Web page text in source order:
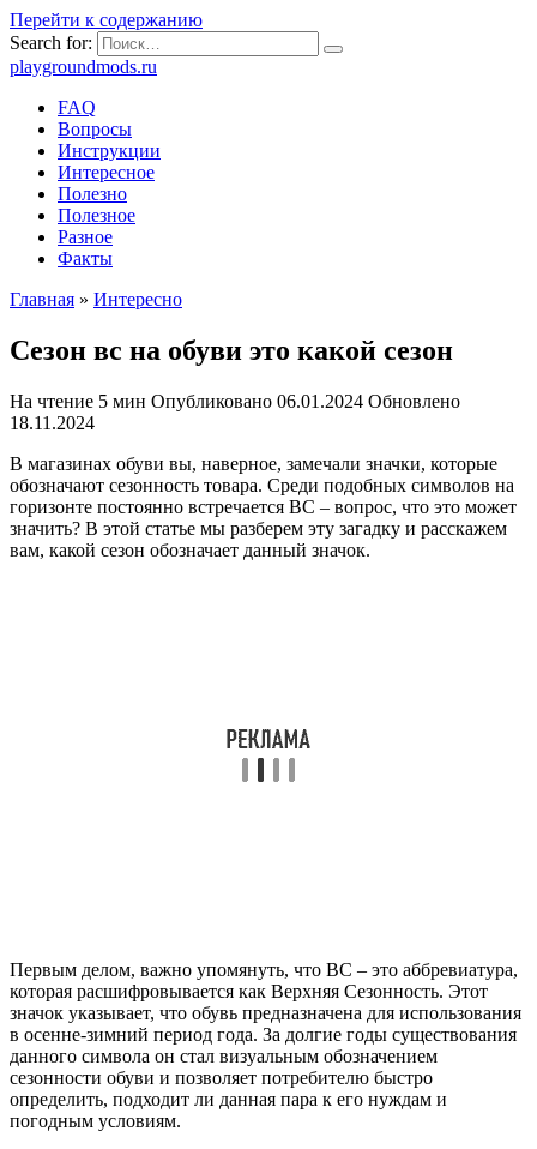
Перейти к содержанию
Search for:
playgroundmods.ru
FAQ
Вопросы
Инструкции
Интересное
Полезно
Полезное
Разное
Факты
Главная » Интересно
Сезон вс на обуви это какой сезон
На чтение 5 мин Опубликовано 06.01.2024 Обновлено
18.11.2024
В магазинах обуви вы, наверное, замечали значки, которые
обозначают сезонность товара. Среди подобных символов на
горизонте постоянно встречается ВС – вопрос, что это может
значить? В этой статье мы разберем эту загадку и расскажем
вам, какой сезон обозначает данный значок.
Первым делом, важно упомянуть, что ВС – это аббревиатура,
которая расшифровывается как Верхняя Сезонность. Этот
значок указывает, что обувь предназначена для использования
в осенне-зимний период года. За долгие годы существования
данного символа он стал визуальным обозначением
сезонности обуви и позволяет потребителю быстро
определить, подходит ли данная пара к его нуждам и
погодным условиям.